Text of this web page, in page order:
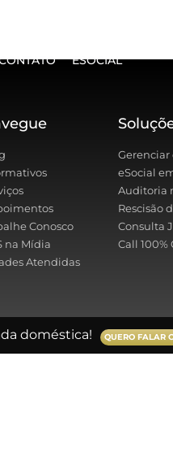
ESOCIAL
Conosco
na Mídia
Atendidas
Gerenciar
eSocial
Auditoria
Rescisão
Consulta
Call 100%
doméstica! QUERO FALAR